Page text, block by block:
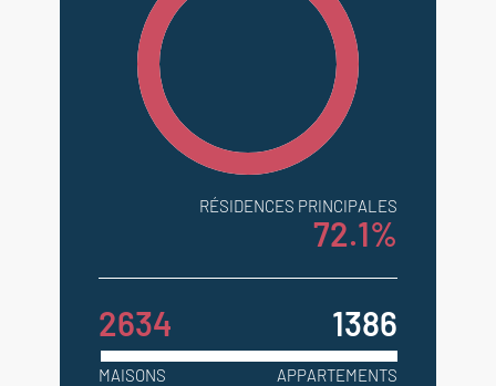
RÉSIDENCES PRINCIPALES
72.1%
2634 1386
MAISONS APPARTEMENTS